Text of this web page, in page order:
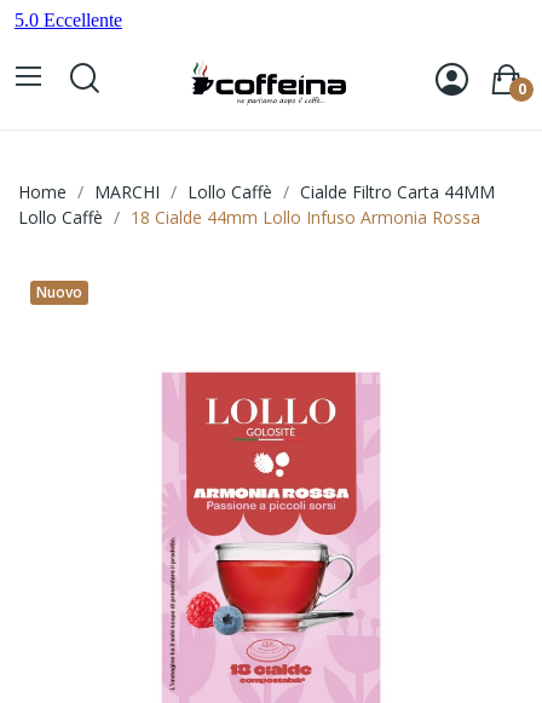
0
Home MARCHI Lollo Caffè
Cialde Filtro Carta 44MM
Lollo Caffè
18 Cialde 44mm Lollo Infuso Armonia Rossa
Nuovo